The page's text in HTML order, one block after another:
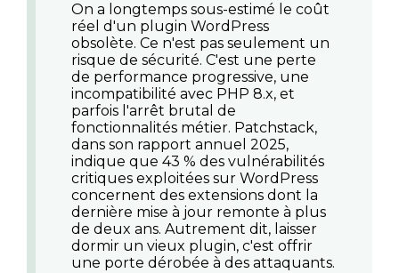
On a longtemps sous-estimé le coût
réel d'un plugin WordPress
obsolète. Ce n'est pas seulement un
risque de sécurité. C'est une perte
de performance progressive, une
incompatibilité avec PHP 8.x, et
parfois l'arrêt brutal de
fonctionnalités métier. Patchstack,
dans son rapport annuel 2025,
indique que 43 % des vulnérabilités
critiques exploitées sur WordPress
concernent des extensions dont la
dernière mise à jour remonte à plus
de deux ans. Autrement dit, laisser
dormir un vieux plugin, c'est offrir
une porte dérobée à des attaquants.